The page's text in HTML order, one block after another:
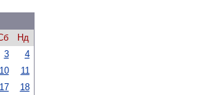
Нд
3
4
10
11
17
18